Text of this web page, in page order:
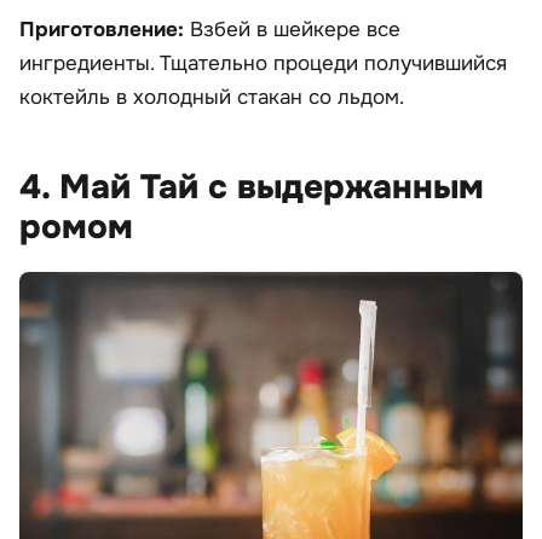
Приготовление: Взбей в шейкере все
ингредиенты. Тщательно процеди получившийся
коктейль в холодный стакан со льдом.
4. Май Тай с выдержанным
ромом